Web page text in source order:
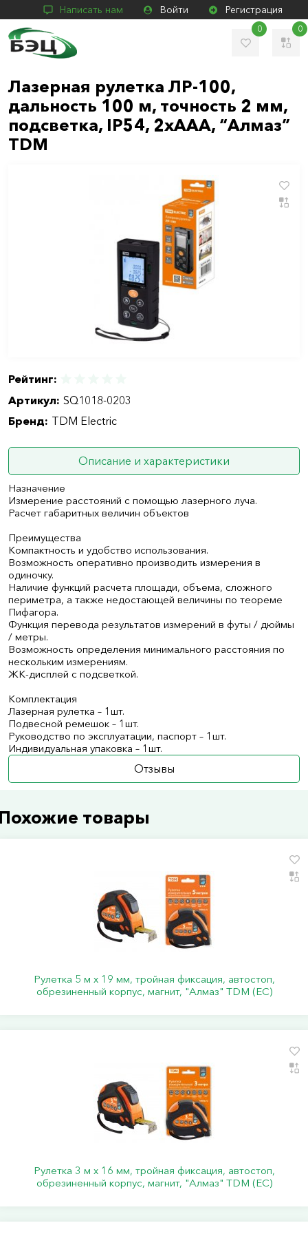
Написать нам Войти Регистрация
0 0
Лазерная рулетка ЛР-100,
дальность 100 м, точность 2 мм,
подсветка, IP54, 2хAAA, “Алмаз”
TDM
Рейтинг:
Артикул: SQ1018-0203
Бренд: TDM Electric
Описание и характеристики
Назначение
Измерение расстояний с помощью лазерного луча.
Расчет габаритных величин объектов
Преимущества
Компактность и удобство использования.
Возможность оперативно производить измерения в
одиночку.
Наличие функций расчета площади, объема, сложного
периметра, а также недостающей величины по теореме
Пифагора.
Функция перевода результатов измерений в футы / дюймы
/ метры.
Возможность определения минимального расстояния по
нескольким измерениям.
ЖК-дисплей с подсветкой.
Комплектация
Лазерная рулетка – 1шт.
Подвесной ремешок – 1шт.
Руководство по эксплуатации, паспорт – 1шт.
Индивидуальная упаковка – 1шт.
Отзывы
товары
Рулетка 5 м х 19 мм, тройная фиксация, автостоп,
обрезиненный корпус, магнит, "Алмаз" TDM (ЕС)
Рулетка 3 м х 16 мм, тройная фиксация, автостоп,
обрезиненный корпус, магнит, "Алмаз" TDM (ЕС)